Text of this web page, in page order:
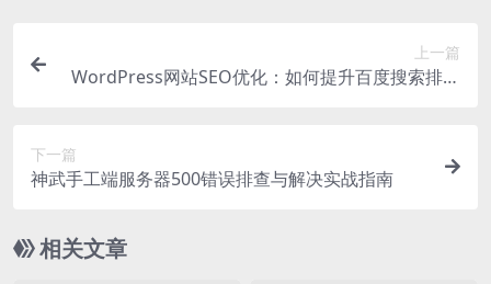
上一篇
WordPress网站SEO优化：如何提升百度搜索排名
下一篇
神武手工端服务器500错误排查与解决实战指南
相关文章